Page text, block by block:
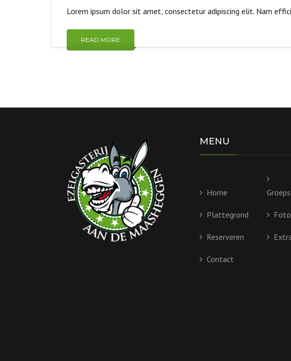
Lorem ipsum dolor sit amet, consectetur adipiscing elit. Nam
READ MORE
MENU
Home
Plattegrond
Reserveren
Contact